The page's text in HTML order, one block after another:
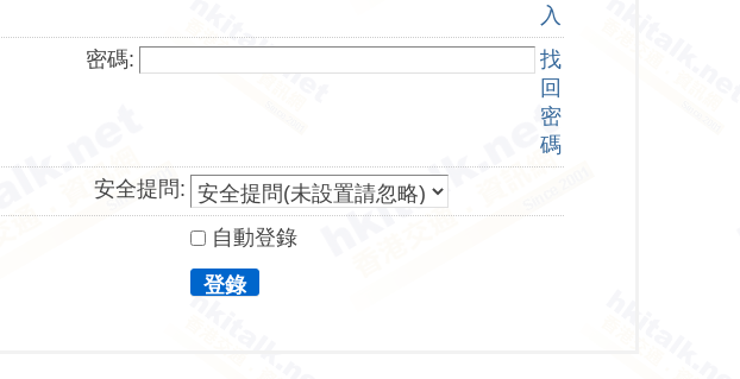
入
密碼:
找
回
密
碼
安全提問:
自動登錄
登錄